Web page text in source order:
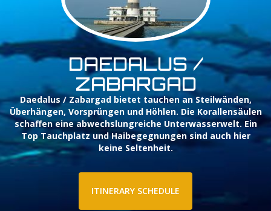
DAEDALUS /
ZABARGAD
Daedalus / Zabargad bietet tauchen an Steilwänden,
Überhängen, Vorsprüngen und Höhlen. Die Korallensäulen
schaffen eine abwechslungreiche Unterwasserwelt. Ein
Top Tauchplatz und Haibegegnungen sind auch hier
keine Seltenheit.
ITINERARY SCHEDULE